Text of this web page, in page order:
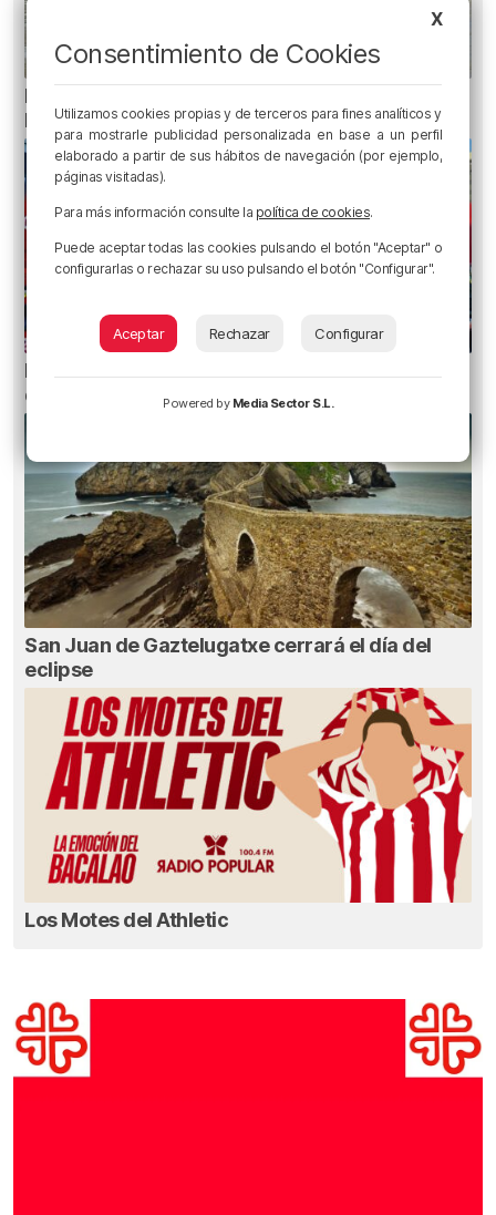
Recuperado el cuerpo sin vida de una mujer en
la ría de Bilbao
Metro Bilbao cierra la estación de San Mamés
durante una hora por un incendio
San Juan de Gaztelugatxe cerrará el día del
eclipse
Los Motes del Athletic
X
Consentimiento de Cookies
Utilizamos cookies propias y de terceros para fines analíticos y
para mostrarle publicidad personalizada en base a un perfil
elaborado a partir de sus hábitos de navegación (por ejemplo,
páginas visitadas).
Para más información consulte la política de cookies.
Puede aceptar todas las cookies pulsando el botón "Aceptar" o
configurarlas o rechazar su uso pulsando el botón "Configurar".
Aceptar Rechazar Configurar
Powered by Media Sector S.L.